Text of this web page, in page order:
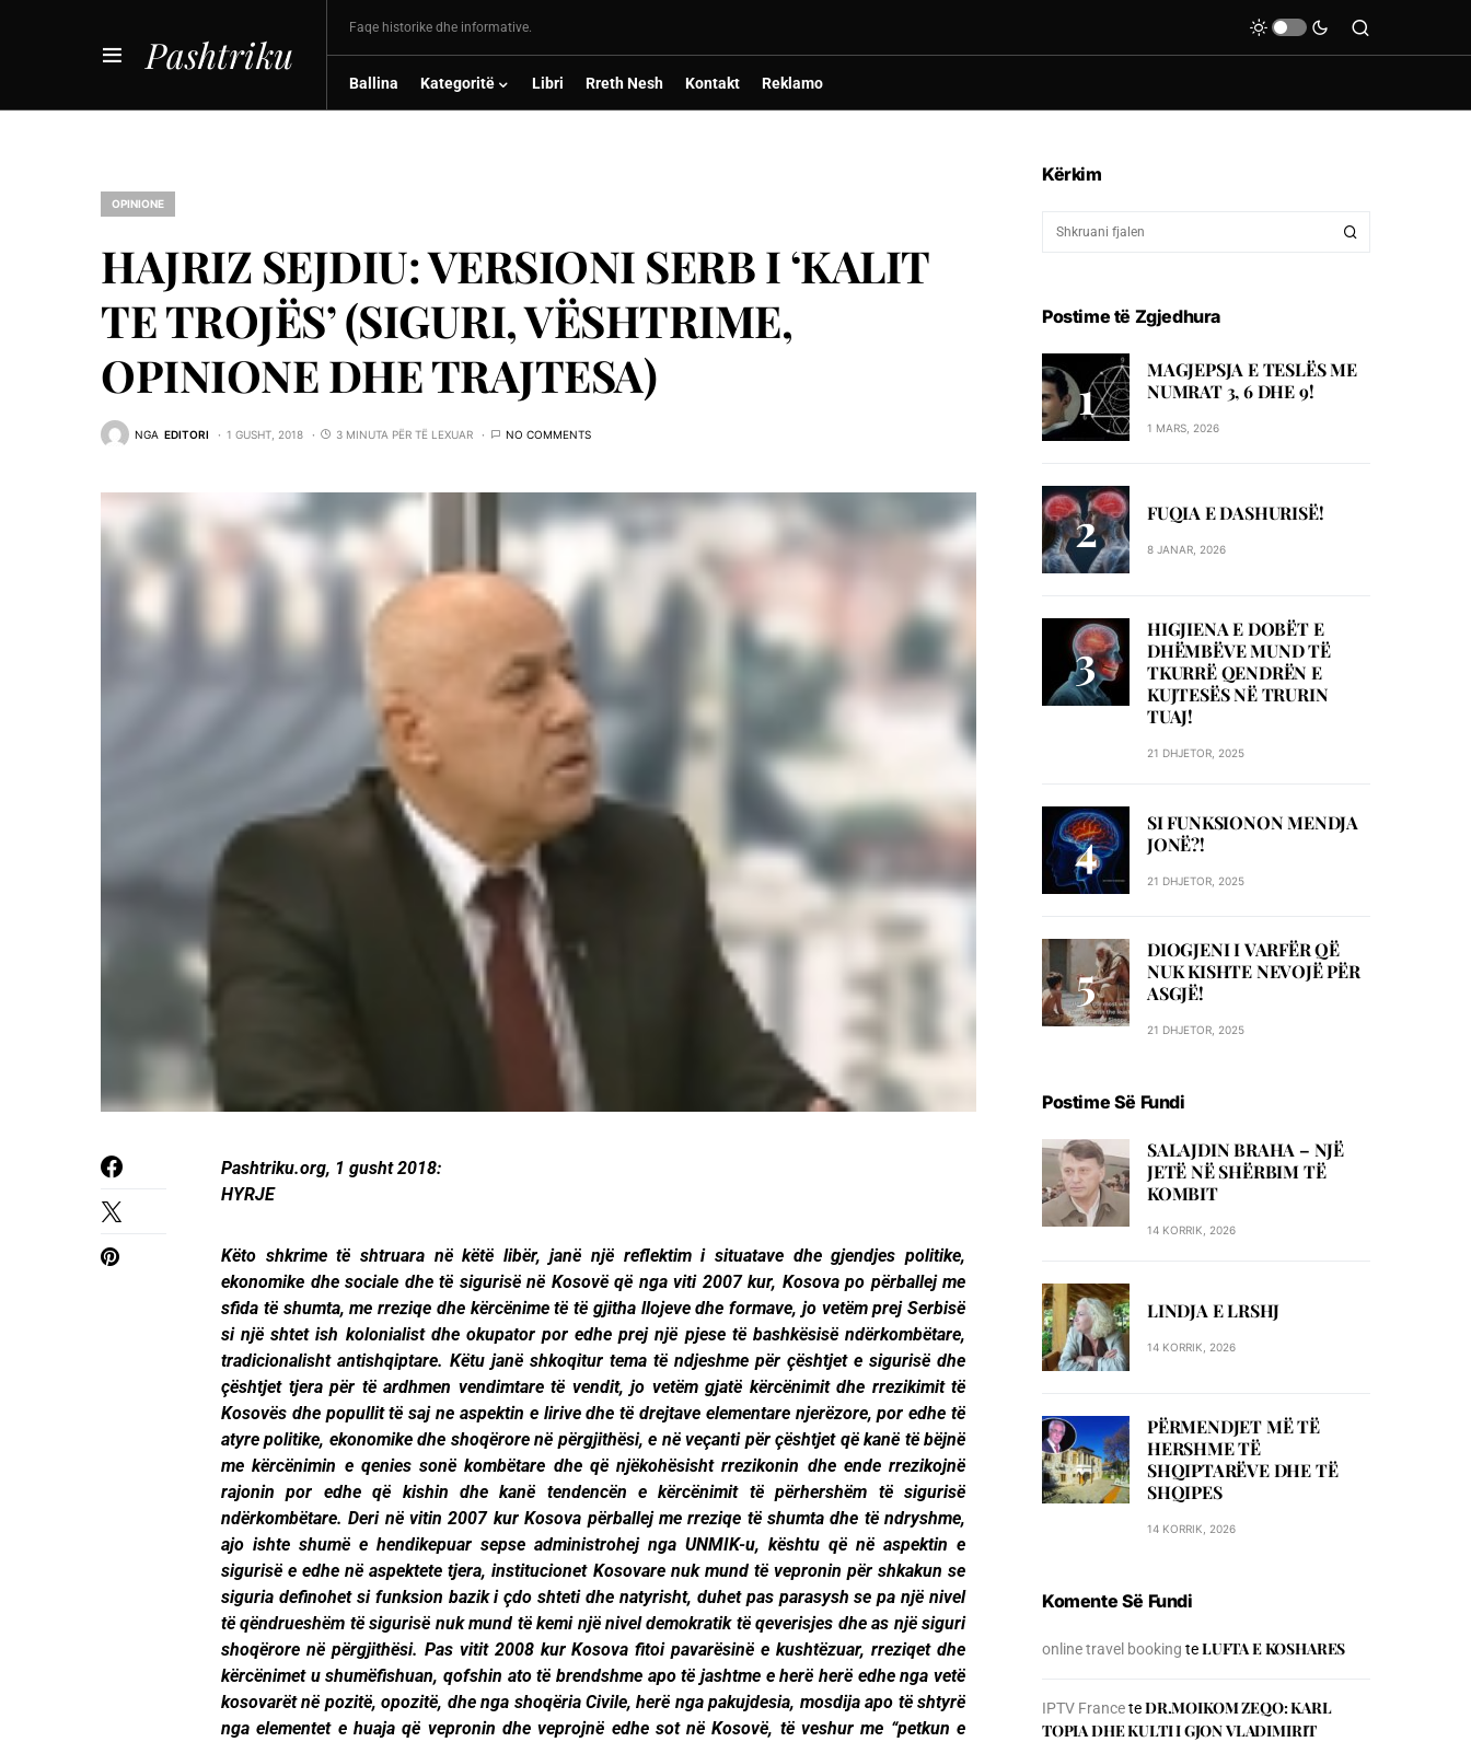
Pashtriku
Faqe historike dhe informative.
Ballina Kategoritë Libri Rreth Nesh Kontakt Reklamo
OPINIONE
HAJRIZ SEJDIU: VERSIONI SERB I ‘KALIT
TE TROJËS’ (SIGURI, VËSHTRIME,
OPINIONE DHE TRAJTESA)
NGA EDITORI 1 GUSHT, 2018 3 MINUTA PËR TË LEXUAR NO COMMENTS
Pashtriku.org, 1 gusht 2018:
HYRJE
Këto shkrime të shtruara në këtë libër, janë një reflektim i situatave dhe gjendjes politike,
ekonomike dhe sociale dhe të sigurisë në Kosovë që nga viti 2007 kur, Kosova po përballej me
sfida të shumta, me rreziqe dhe kërcënime të të gjitha llojeve dhe formave, jo vetëm prej Serbisë
si një shtet ish kolonialist dhe okupator por edhe prej një pjese të bashkësisë ndërkombëtare,
tradicionalisht antishqiptare. Këtu janë shkoqitur tema të ndjeshme për çështjet e sigurisë dhe
çështjet tjera për të ardhmen vendimtare të vendit, jo vetëm gjatë kërcënimit dhe rrezikimit të
Kosovës dhe popullit të saj ne aspektin e lirive dhe të drejtave elementare njerëzore, por edhe të
atyre politike, ekonomike dhe shoqërore në përgjithësi, e në veçanti për çështjet që kanë të bëjnë
me kërcënimin e qenies sonë kombëtare dhe që njëkohësisht rrezikonin dhe ende rrezikojnë
rajonin por edhe që kishin dhe kanë tendencën e kërcënimit të përhershëm të sigurisë
ndërkombëtare. Deri në vitin 2007 kur Kosova përballej me rreziqe të shumta dhe të ndryshme,
ajo ishte shumë e hendikepuar sepse administrohej nga UNMIK-u, kështu që në aspektin e
sigurisë e edhe në aspektete tjera, institucionet Kosovare nuk mund të vepronin për shkakun se
siguria definohet si funksion bazik i çdo shteti dhe natyrisht, duhet pas parasysh se pa një nivel
të qëndrueshëm të sigurisë nuk mund të kemi një nivel demokratik të qeverisjes dhe as një siguri
shoqërore në përgjithësi. Pas vitit 2008 kur Kosova fitoi pavarësinë e kushtëzuar, rreziqet dhe
kërcënimet u shumëfishuan, qofshin ato të brendshme apo të jashtme e herë herë edhe nga vetë
kosovarët në pozitë, opozitë, dhe nga shoqëria Civile, herë nga pakujdesia, mosdija apo të shtyrë
nga elementet e huaja që vepronin dhe veprojnë edhe sot në Kosovë, të veshur me “petkun e
Kërkim
Postime të Zgjedhura
MAGJEPSJA E TESLËS ME
NUMRAT 3, 6 DHE 9!
1 MARS, 2026
FUQIA E DASHURISË!
8 JANAR, 2026
HIGJIENA E DOBËT E
DHËMBËVE MUND TË
TKURRË QENDRËN E
KUJTESËS NË TRURIN
TUAJ!
21 DHJETOR, 2025
SI FUNKSIONON MENDJA
JONË?!
21 DHJETOR, 2025
DIOGJENI I VARFËR QË
NUK KISHTE NEVOJË PËR
ASGJË!
21 DHJETOR, 2025
Postime Së Fundi
SALAJDIN BRAHA – NJЁ
JETЁ NЁ SHЁRBIM TЁ
KOMBIT
14 KORRIK, 2026
LINDJA E LRSHJ
14 KORRIK, 2026
PËRMENDJET MË TË
HERSHME TË
SHQIPTARËVE DHE TË
SHQIPES
14 KORRIK, 2026
Komente Së Fundi
online travel booking teLUFTA E KOSHARES
IPTV FranceteDR.MOIKOM ZEQO: KARL
TOPIA DHE KULTI I GJON VLADIMIRIT